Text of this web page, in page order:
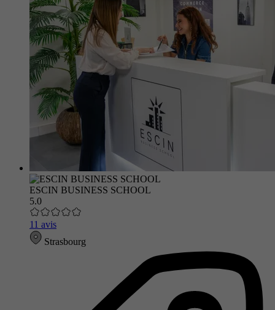
ESCIN BUSINESS SCHOOL
5.0
11 avis
Strasbourg